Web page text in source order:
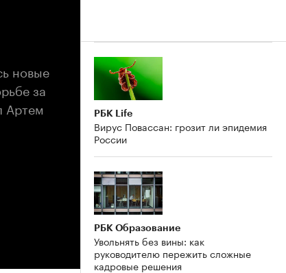
новые
за
Артем
РБК Life
Вирус Повассан: грозит ли эпидемия
России
РБК Образование
Увольнять без вины: как
руководителю пережить сложные
кадровые решения